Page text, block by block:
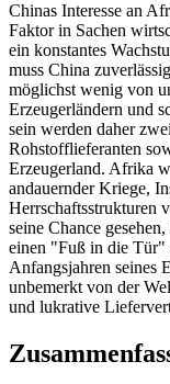
Chinas Interesse an
Faktor in Sachen
ein konstantes
muss China
möglichst wenig von
Erzeugerländern und
sein werden daher
Rohstofflieferanten
Erzeugerland. Afrika
andauernder Kriege,
Herrschaftsstrukturen
seine Chance
einen "Fuß in die Tür"
Anfangsjahren seines
unbemerkt von der
und lukrative